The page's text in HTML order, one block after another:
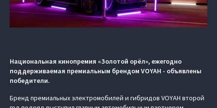
Национальная кинопремия «Золотой орёл», ежегодно
поддерживаемая премиальным брендом VOYAH - объявлены
победители.
Бренд премиальных электромобилей и гибридов VOYAH второй